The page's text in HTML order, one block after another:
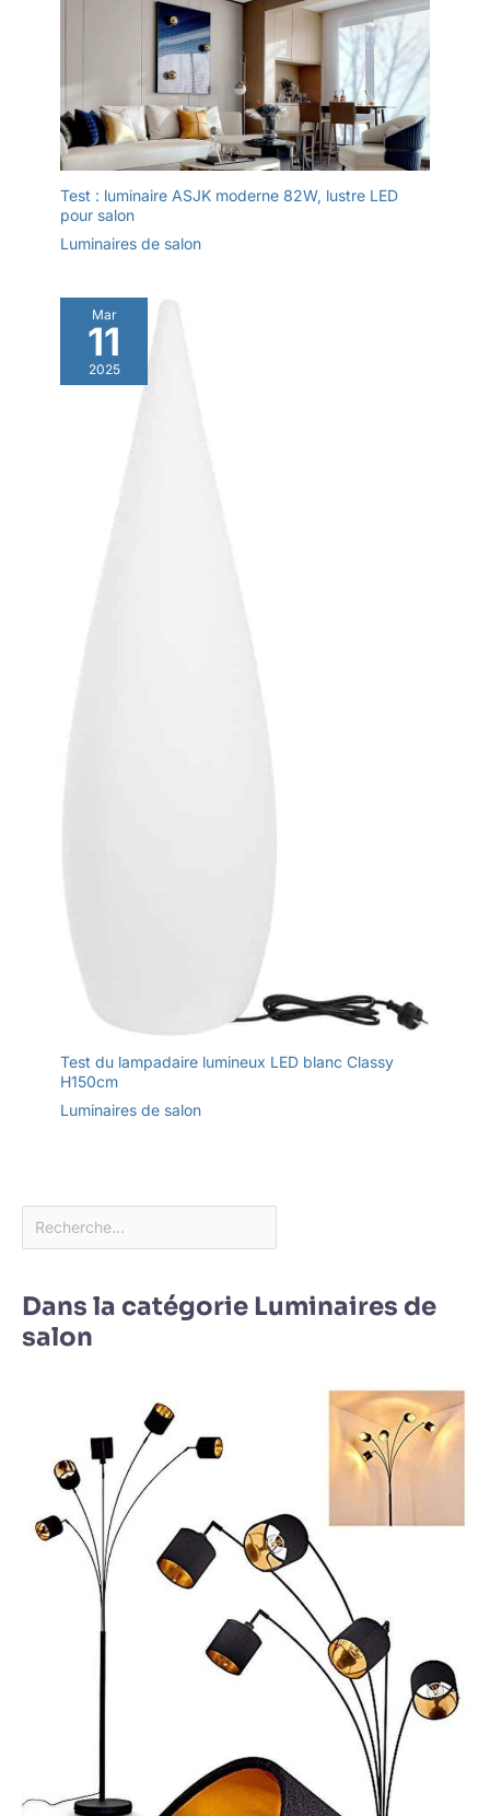
Test : luminaire ASJK moderne 82W, lustre LED
pour salon
Luminaires de salon
Mar
11
2025
Test du lampadaire lumineux LED blanc Classy
H150cm
Luminaires de salon
Dans la catégorie Luminaires de
salon